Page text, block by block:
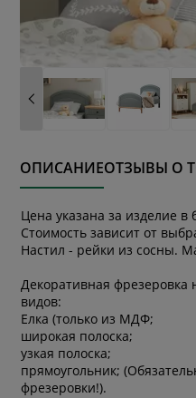
ОПИСАНИЕОТЗЫВЫ О
Цена указана за изделие в
Стоимость зависит от
Настил - рейки из сосны.
Декоративная фрезеровка
видов:
Елка (только из МДФ;
широкая полоска;
узкая полоска;
прямоугольник;
фрезеровки!).